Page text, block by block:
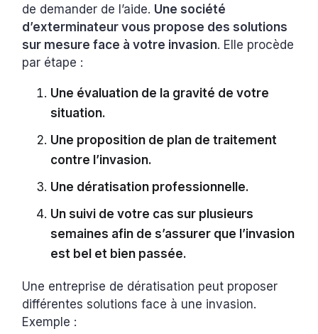
de demander de l’aide. Une société
d’exterminateur vous propose des solutions
sur mesure face à votre invasion. Elle procède
par étape :
Une évaluation de la gravité de votre
situation.
Une proposition de plan de traitement
contre l’invasion.
Une dératisation professionnelle.
Un suivi de votre cas sur plusieurs
semaines afin de s’assurer que l’invasion
est bel et bien passée.
Une entreprise de dératisation peut proposer
différentes solutions face à une invasion.
Exemple :